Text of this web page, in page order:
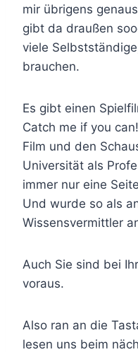
mir übrigens
gibt da draußen
viele
brauchen.
Es gibt einen
Catch me if you
Film und den
Universität als
immer nur eine
Und wurde so als
Wissensvermittler
Auch Sie sind bei
voraus.
Also ran an die
lesen uns beim